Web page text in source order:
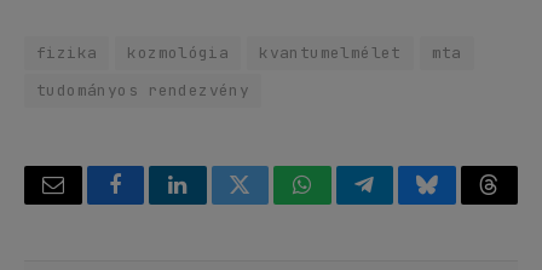
fizika kozmológia kvantumelmélet
mta
tudományos rendezvény
Email FacebookLinkedInTwitterWhatsAppTelegramBluesky